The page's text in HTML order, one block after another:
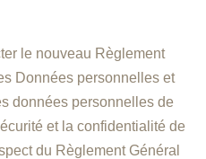
le nouveau Règlement
Données personnelles et
données personnelles de
et la confidentialité de
du Règlement Général